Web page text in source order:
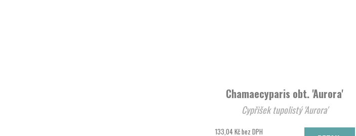
Chamaecyparis obt. 'Aurora'
Cypřišek tupolistý 'Aurora'
133,04 Kč bez DPH